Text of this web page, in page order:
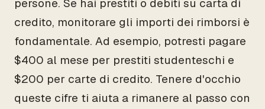
persone. Se hai prestiti o debiti su carta di
credito, monitorare gli importi dei rimborsi è
fondamentale. Ad esempio, potresti pagare
$400 al mese per prestiti studenteschi e
$200 per carte di credito. Tenere d'occhio
queste cifre ti aiuta a rimanere al passo con